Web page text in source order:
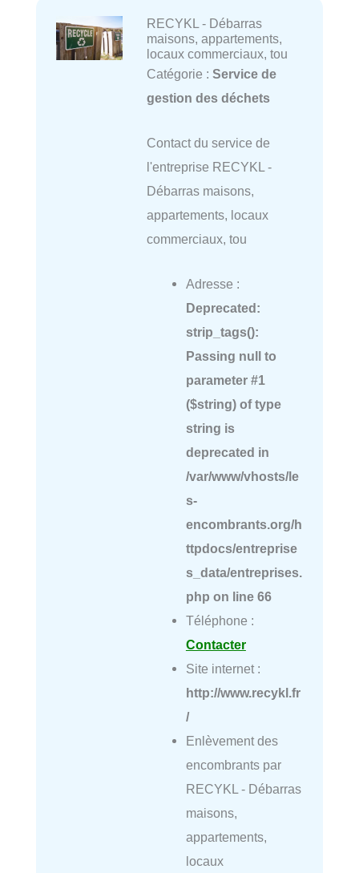
RECYKL - Débarras
maisons, appartements,
locaux commerciaux, tou
Catégorie : Service de
gestion des déchets
Contact du service de
l'entreprise RECYKL -
Débarras maisons,
appartements, locaux
commerciaux, tou
Adresse :
Deprecated :
strip_tags():
Passing null to
parameter #1
($string) of type
string is
deprecated in
/var/www/vhosts/le
s-
encombrants.org/h
ttpdocs/entreprise
s_data/entreprises.
php on line 66
Téléphone :
Contacter
Site internet :
http://www.recykl.fr
/
Enlèvement des
encombrants par
RECYKL - Débarras
maisons,
appartements,
locaux